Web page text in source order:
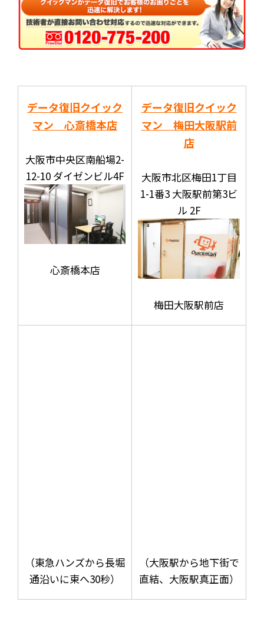
データ復旧クイック
マン 心斎橋本店
大阪市中央区南船場2-
12-10 ダイゼンビル4F
心斎橋本店
データ復旧クイック
マン 梅田大阪駅前
店
大阪市北区梅田1丁目
1-1番3 大阪駅前第3ビ
ル 2F
梅田大阪駅前店
（東急ハンズから長堀
通沿いに東へ30秒）
（大阪駅から地下街で
直結、大阪駅真正面）